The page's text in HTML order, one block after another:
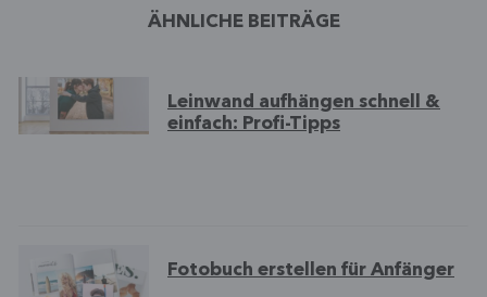
ÄHNLICHE BEITRÄGE
Leinwand aufhängen schnell &
einfach: Profi-Tipps
Fotobuch erstellen für Anfänger